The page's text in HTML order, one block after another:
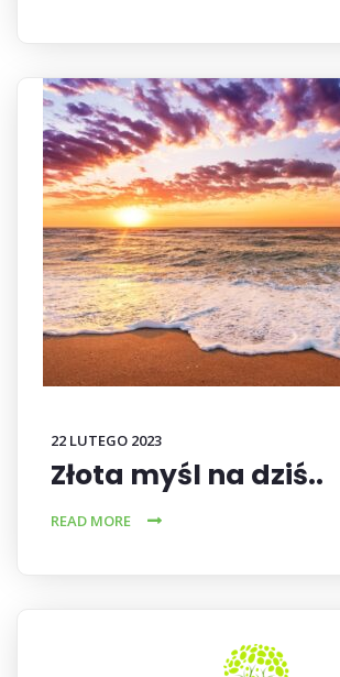
22 LUTEGO 2023
Złota myśl na dziś..
READ MORE